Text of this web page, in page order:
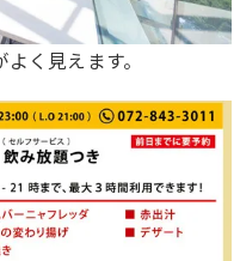
く見えます。